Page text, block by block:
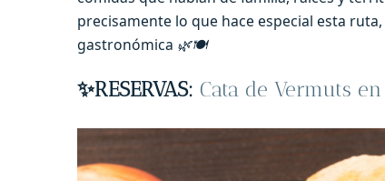
precisamente lo que hace especial esta
gastronómica 🌿🍽️
✨RESERVAS: Cata de Vermuts en